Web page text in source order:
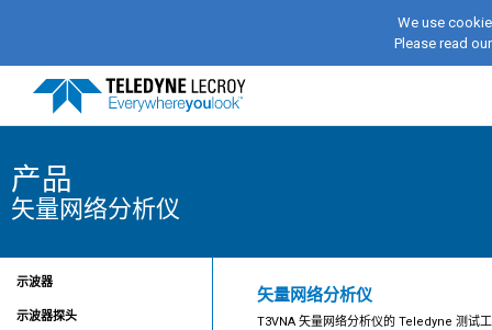
We use
Please read
产品
矢量网络分析仪
矢量网络分析仪
T3VNA 矢量网络分析仪的 Teledyne 测试
示波器
示波器探头